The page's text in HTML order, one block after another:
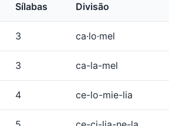
Sílabas Divisão
3 ca·lo·mel
3 ca-la-mel
4 ce-lo-mie-lia